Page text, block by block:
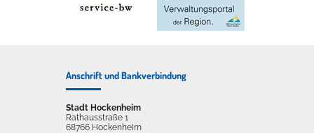
Anschrift und Bankverbindung
Stadt Hockenheim
Rathausstraße 1
68766 Hockenheim